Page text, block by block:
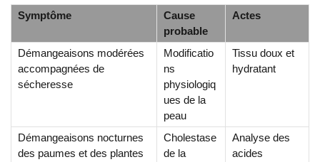
Symptôme
Cause
probable
Actes
Démangeaisons modérées
accompagnées de
sécheresse
Modificatio
ns
physiologiq
ues de la
peau
Tissu doux et
hydratant
Démangeaisons nocturnes
des paumes et des plantes
Cholestase
de la
Analyse des
acides